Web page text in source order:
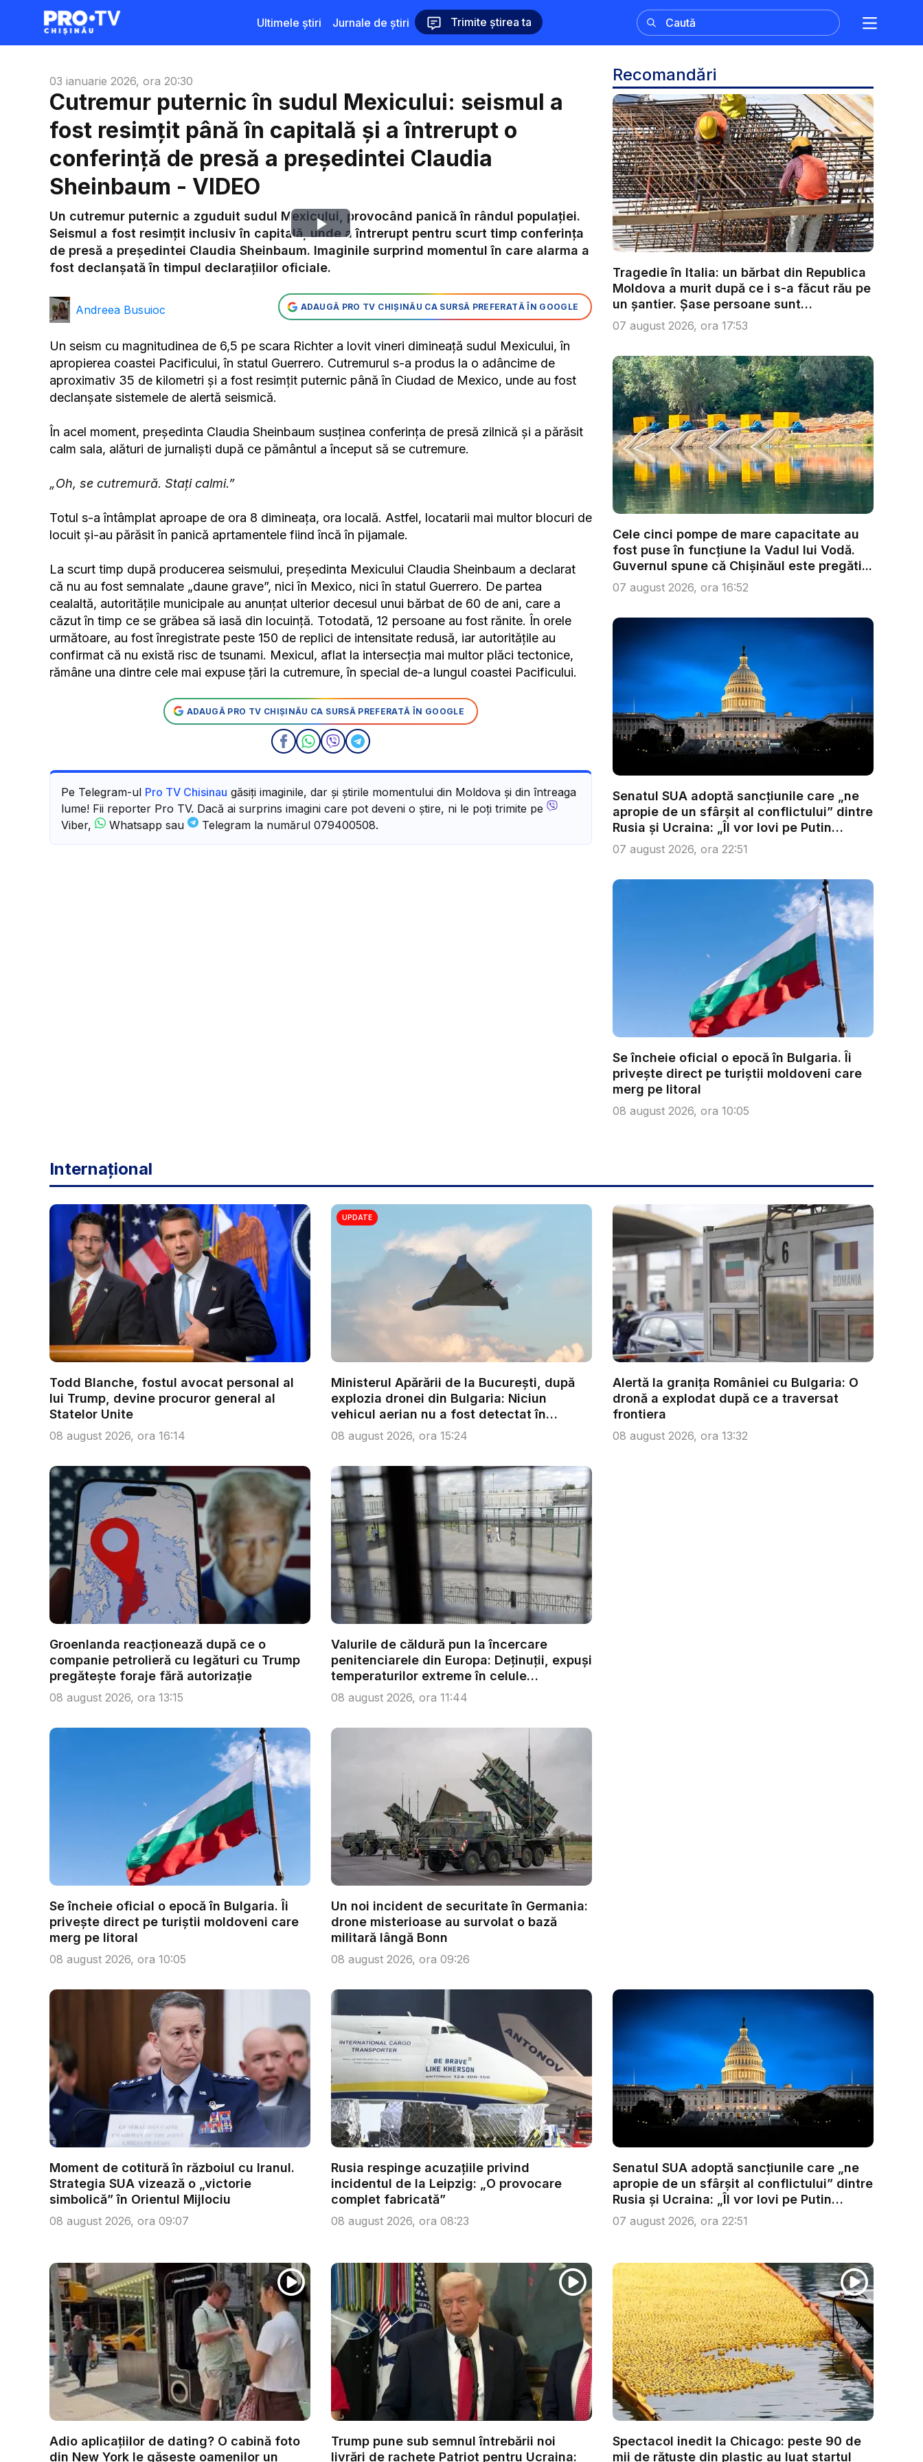
Ultimele știri Jurnale de știri Trimite știrea ta
03 ianuarie 2026, ora 20:30
Cutremur puternic în sudul Mexicului: seismul a
fost resimțit până în capitală și a întrerupt o
conferință de presă a președintei Claudia
Sheinbaum - VIDEO
Play
Video
Un cutremur puternic a zguduit sudul Mexicului, provocând panică în rândul populației.
Seismul a fost resimțit inclusiv în capitală, unde a întrerupt pentru scurt timp conferința
de presă a președintei Claudia Sheinbaum. Imaginile surprind momentul în care alarma a
fost declanșată în timpul declarațiilor oficiale.
Andreea Busuioc ADAUGĂ PRO TV CHIȘINĂU CA SURSĂ PREFERATĂ ÎN GOOGLE
Un seism cu magnitudinea de 6,5 pe scara Richter a lovit vineri dimineață sudul Mexicului, în
apropierea coastei Pacificului, în statul Guerrero. Cutremurul s-a produs la o adâncime de
aproximativ 35 de kilometri și a fost resimțit puternic până în Ciudad de Mexico, unde au fost
declanșate sistemele de alertă seismică.
În acel moment, președinta Claudia Sheinbaum susținea conferința de presă zilnică și a părăsit
calm sala, alături de jurnaliști după ce pământul a început să se cutremure.
„Oh, se cutremură. Stați calmi.”
Totul s-a întâmplat aproape de ora 8 dimineața, ora locală. Astfel, locatarii mai multor blocuri de
locuit și-au părăsit în panică aprtamentele fiind încă în pijamale.
La scurt timp după producerea seismului, președinta Mexicului Claudia Sheinbaum a declarat
că nu au fost semnalate „daune grave”, nici în Mexico, nici în statul Guerrero. De partea
cealaltă, autorităţile municipale au anunţat ulterior decesul unui bărbat de 60 de ani, care a
căzut în timp ce se grăbea să iasă din locuinţă. Totodată, 12 persoane au fost rănite. În orele
următoare, au fost înregistrate peste 150 de replici de intensitate redusă, iar autoritățile au
confirmat că nu există risc de tsunami. Mexicul, aflat la intersecția mai multor plăci tectonice,
rămâne una dintre cele mai expuse țări la cutremure, în special de-a lungul coastei Pacificului.
ADAUGĂ PRO TV CHIȘINĂU CA SURSĂ PREFERATĂ ÎN GOOGLE
Pe Telegram-ul Pro TV Chisinau găsiți imaginile, dar și știrile momentului din Moldova și din întreaga
lume! Fii reporter Pro TV. Dacă ai surprins imagini care pot deveni o știre, ni le poți trimite pe
Viber,
Whatsapp sau Telegram la numărul 079400508.
Recomandări
Tragedie în Italia: un bărbat din Republica
Moldova a murit după ce i s-a făcut rău pe
un șantier. Șase persoane sunt
anchetate...
07 august 2026, ora 17:53
Cele cinci pompe de mare capacitate au
fost puse în funcțiune la Vadul lui Vodă.
Guvernul spune că Chișinăul este pregăti...
07 august 2026, ora 16:52
Senatul SUA adoptă sancțiunile care „ne
apropie de un sfârșit al conflictului” dintre
Rusia și Ucraina: „Îl vor lovi pe Putin
acolo...
07 august 2026, ora 22:51
Se încheie oficial o epocă în Bulgaria. Îi
privește direct pe turiștii moldoveni care
merg pe litoral
08 august 2026, ora 10:05
Internațional
Todd Blanche, fostul avocat personal al
lui Trump, devine procuror general al
Statelor Unite
08 august 2026, ora 16:14
UPDATE
Ministerul Apărării de la București, după
explozia dronei din Bulgaria: Niciun
vehicul aerian nu a fost detectat în
spațiu...
08 august 2026, ora 15:24
Alertă la granița României cu Bulgaria: O
dronă a explodat după ce a traversat
frontiera
08 august 2026, ora 13:32
Groenlanda reacționează după ce o
companie petrolieră cu legături cu Trump
pregătește foraje fără autorizație
08 august 2026, ora 13:15
Valurile de căldură pun la încercare
penitenciarele din Europa: Deținuții, expuși
temperaturilor extreme în celule
supraagl...
08 august 2026, ora 11:44
Se încheie oficial o epocă în Bulgaria. Îi
privește direct pe turiștii moldoveni care
merg pe litoral
08 august 2026, ora 10:05
Un noi incident de securitate în Germania:
drone misterioase au survolat o bază
militară lângă Bonn
08 august 2026, ora 09:26
Moment de cotitură în războiul cu Iranul.
Strategia SUA vizează o „victorie
simbolică” în Orientul Mijlociu
08 august 2026, ora 09:07
Rusia respinge acuzațiile privind
incidentul de la Leipzig: „O provocare
complet fabricată”
08 august 2026, ora 08:23
Senatul SUA adoptă sancțiunile care „ne
apropie de un sfârșit al conflictului” dintre
Rusia și Ucraina: „Îl vor lovi pe Putin
acolo...
07 august 2026, ora 22:51
Adio aplicațiilor de dating? O cabină foto
din New York le găsește oamenilor un
Trump pune sub semnul întrebării noi
livrări de rachete Patriot pentru Ucraina:
Spectacol inedit la Chicago: peste 90 de
mii de rățuște din plastic au luat startul